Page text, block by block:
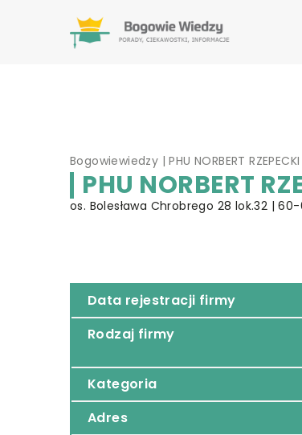
Bogowiewiedzy |PHU NORBERT RZEPECKI
PHU NORBERT
os. Bolesława Chrobrego 28 lok.32 |
Data rejestracji firmy
Rodzaj firmy
Kategoria
Adres